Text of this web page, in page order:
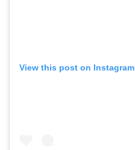
View this post on Instagram